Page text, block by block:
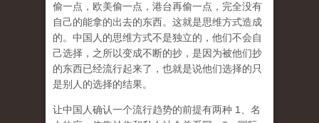
偷一点，欧美偷一点，港台再偷一点，完全没有
自己的能拿的出去的东西。这就是思维方式造成
的。中国人的思维方式不是独立的，他们不会自
己选择，之所以变成不断的抄，是因为被他们抄
的东西已经流行起来了，也就是说他们选择的只
是别人的选择的结果。
让中国人确认一个流行趋势的前提有两种 1、名